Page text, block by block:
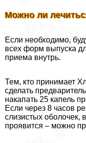
Можно ли
Если необходимо,
всех форм выпуска
приема внутрь.
Тем, кто принимает
сделать
накапать 25 капель
Если через 8 часов
слизистых оболочек,
проявится – можно